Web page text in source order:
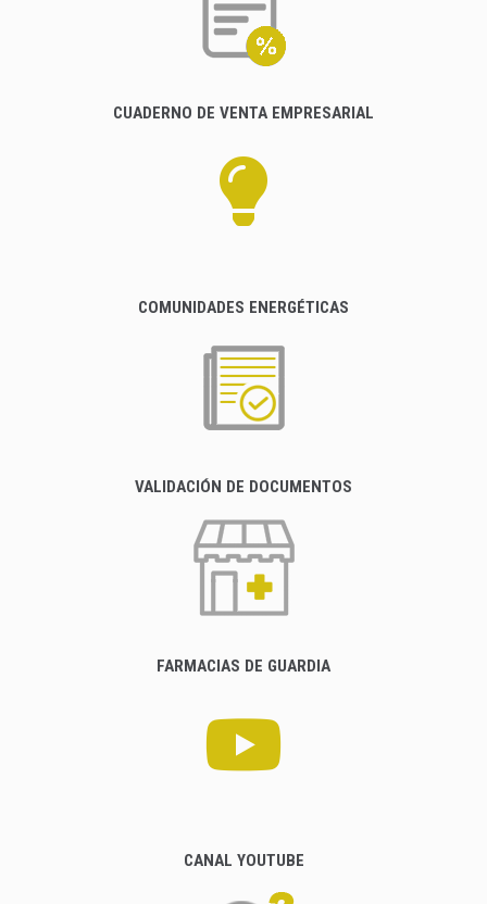
CUADERNO DE VENTA EMPRESARIAL
COMUNIDADES ENERGÉTICAS
VALIDACIÓN DE DOCUMENTOS
FARMACIAS DE GUARDIA
CANAL YOUTUBE